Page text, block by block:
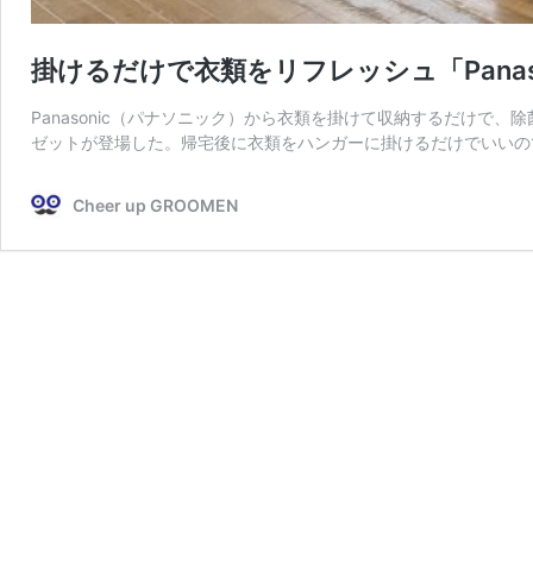
掛けるだけで衣類をリフレッシュ「
Panasonic（パナソニック）から衣類を掛けて収納するだけで、
ゼットが登場した。帰宅後に衣類をハンガーに掛けるだけでいい
Cheer up GROOMEN